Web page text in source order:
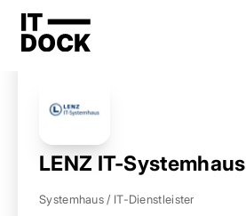
Startseite Anbieter finden
LENZ IT-Systemhaus
Systemhaus / IT-Dienstleister